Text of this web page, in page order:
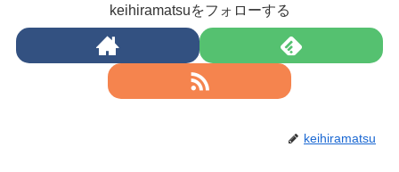
keihiramatsuをフォローする
keihiramatsu